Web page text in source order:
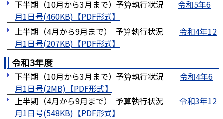
下半期（10月から3月まで）予算執行状況 令和5年6
月1日号(460KB)
上半期（4月から9月まで） 予算執行状況 令和4年12
月1日号(207KB)
令和3年度
下半期（10月から3月まで）予算執行状況 令和4年6
月1日号(2MB)
上半期（4月から9月まで） 予算執行状況 令和3年12
月1日号(548KB)